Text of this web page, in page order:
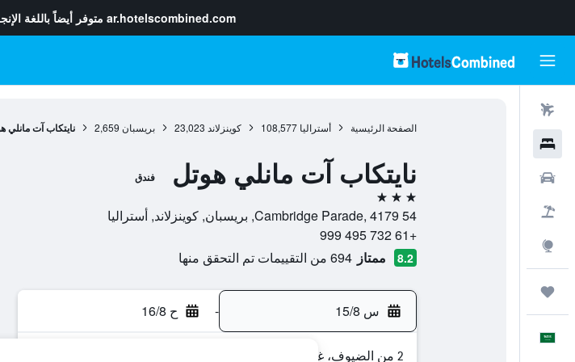
ar.hotelscombined.com متوفر أيضاً باللغة
الصفحة الرئيسية أستراليا 108,577 كوينزلاند 23,023 بريسبان 2,659 نايتكاب آت مانلي
نايتكاب آت مانلي هوتل فندق
3 نجوم
54 Cambridge Parade, 4179, بريسبان, كوينزلاند, أستراليا
+61 732 495 999
8.2 ممتاز 694 من التقييمات تم التحقق منها
س 15/8 - ح 16/8
2 من الضيوف، غرفة واحدة